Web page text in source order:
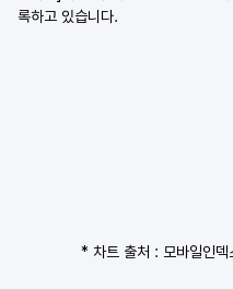
록하고 있습니다.
* 차트 출처 : 모바일인덱